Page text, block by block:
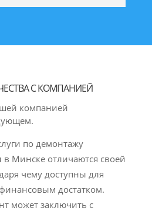
С КОМПАНИЕЙ
компанией
по демонтажу
Минске отличаются своей
чему доступны для
достатком.
может заключить с